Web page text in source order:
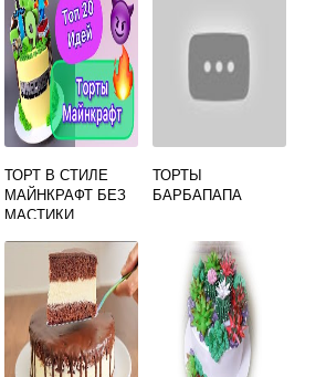
ТОРТ В СТИЛЕ
МАЙНКРАФТ БЕЗ
МАСТИКИ
ТОРТЫ
БАРБАПАПА